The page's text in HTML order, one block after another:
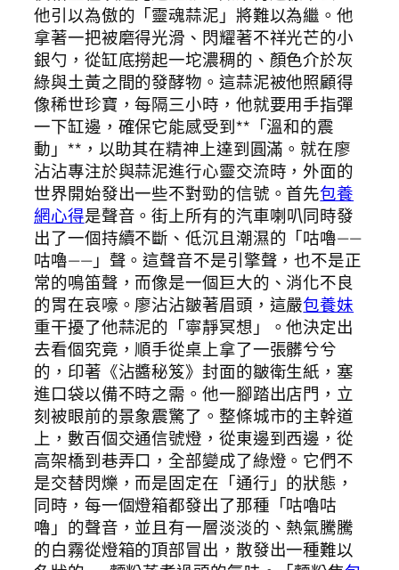
他引以為傲的「靈魂蒜泥」將難以為繼。他
拿著一把被磨得光滑、閃耀著不祥光芒的小
銀勺，從缸底撈起一坨濃稠的、顏色介於灰
綠與土黃之間的發酵物。這蒜泥被他照顧得
像稀世珍寶，每隔三小時，他就要用手指彈
一下缸邊，確保它能感受到**「溫和的震
動」**，以助其在精神上達到圓滿。就在廖
沾沾專注於與蒜泥進行心靈交流時，外面的
世界開始發出一些不對勁的信號。首先包養
網心得是聲音。街上所有的汽車喇叭同時發
出了一個持續不斷、低沉且潮濕的「咕嚕——
咕嚕——」聲。這聲音不是引擎聲，也不是正
常的鳴笛聲，而像是一個巨大的、消化不良
的胃在哀嚎。廖沾沾皺著眉頭，這嚴包養妹
重干擾了他蒜泥的「寧靜冥想」。他決定出
去看個究竟，順手從桌上拿了一張髒兮兮
的，印著《沾醬秘笈》封面的皺衛生紙，塞
進口袋以備不時之需。他一腳踏出店門，立
刻被眼前的景象震驚了。整條城市的主幹道
上，數百個交通信號燈，從東邊到西邊，從
高架橋到巷弄口，全部變成了綠燈。它們不
是交替閃爍，而是固定在「通行」的狀態，
同時，每一個燈箱都發出了那種「咕嚕咕
嚕」的聲音，並且有一層淡淡的、熱氣騰騰
的白霧從燈箱的頂部冒出，散發出一種難以